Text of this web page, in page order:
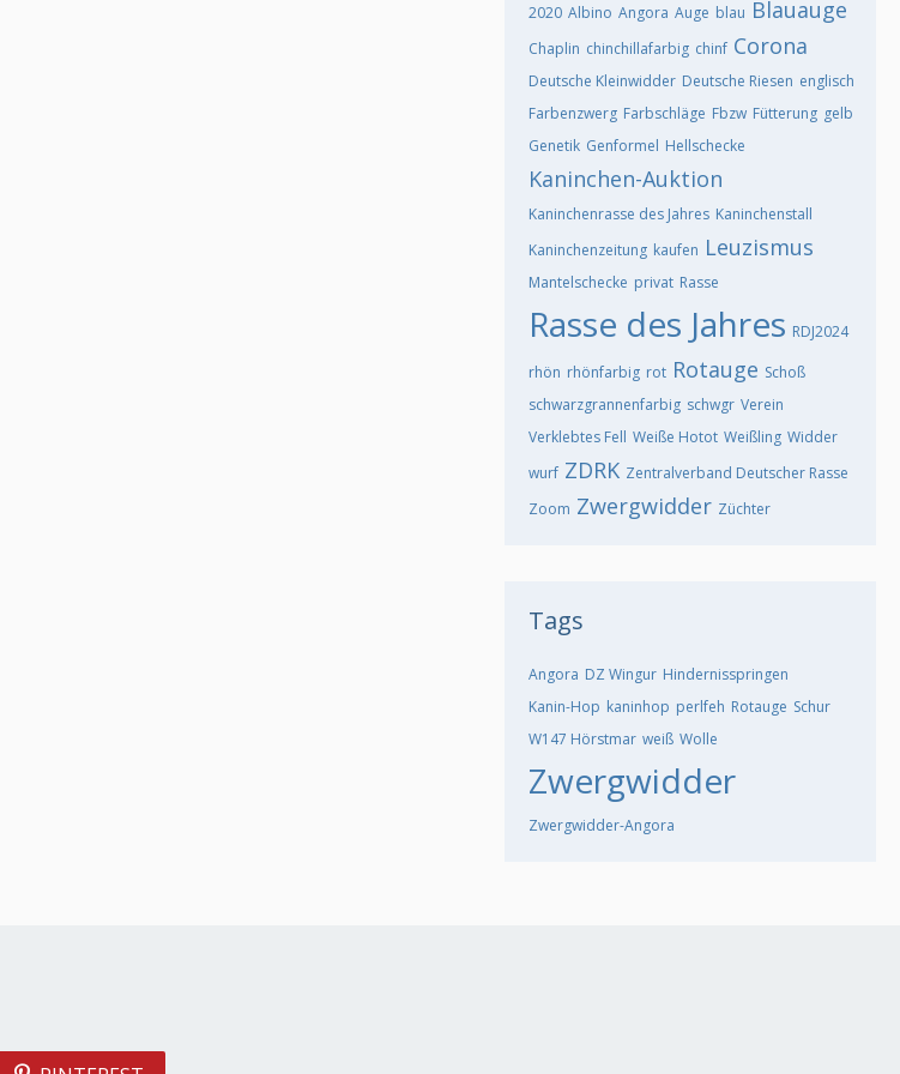
2020 Albino Angora Auge blau Blauauge
Chaplin chinchillafarbig chinf Corona
Deutsche Kleinwidder Deutsche Riesen englisch
Farbenzwerg Farbschläge Fbzw Fütterung gelb
Genetik Genformel Hellschecke
Kaninchen-Auktion
Kaninchenrasse des Jahres Kaninchenstall
Kaninchenzeitung kaufen Leuzismus
Mantelschecke privat Rasse
Rasse des Jahres RDJ2024
rhön rhönfarbig rot Rotauge Schoß
schwarzgrannenfarbig schwgr Verein
Verklebtes Fell Weiße Hotot Weißling Widder
wurf ZDRK Zentralverband Deutscher Rasse
Zoom Zwergwidder Züchter
Tags
Angora DZ Wingur Hindernisspringen
Kanin-Hop kaninhop perlfeh Rotauge Schur
W147 Hörstmar weiß Wolle
Zwergwidder
Zwergwidder-Angora